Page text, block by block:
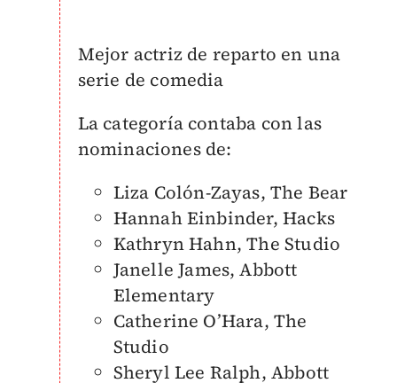
Mejor actriz de reparto en una
serie de comedia
La categoría contaba con las
nominaciones de:
Liza Colón-Zayas, The Bear
Hannah Einbinder, Hacks
Kathryn Hahn, The Studio
Janelle James, Abbott
Elementary
Catherine O’Hara, The
Studio
Sheryl Lee Ralph, Abbott